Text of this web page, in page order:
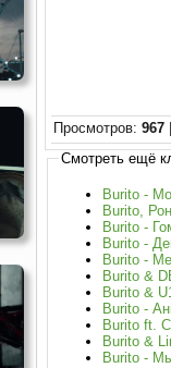
Просмотров: 967
Смотреть ещё
Burito -
Burito,
Burito -
Burito -
Burito -
Burito &
Burito &
Burito -
Burito ft.
Burito &
Burito -